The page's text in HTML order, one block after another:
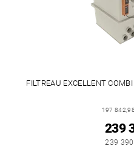
FILTREAU EXCELLENT
197
239
239